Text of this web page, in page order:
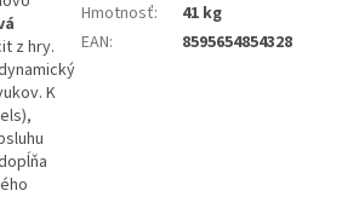
z hry.
K
Hmotnosť:
41 kg
EAN: 8595654854328